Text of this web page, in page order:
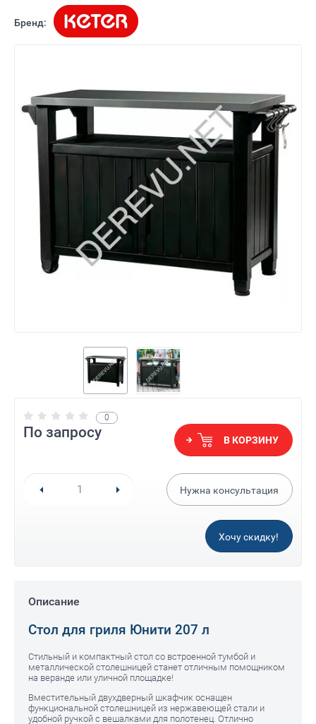
Бренд:
0
По запросу В КОРЗИНУ
Нужна консультация
Хочу скидку!
Описание
Стол для гриля Юнити 207 л
Стильный и компактный стол со встроенной тумбой и
металлической столешницей станет отличным помощником
на веранде или уличной площадке!
Вместительный двухдверный шкафчик оснащен
функциональной столешницей из нержавеющей стали и
удобной ручкой с вешалками для полотенец. Отлично